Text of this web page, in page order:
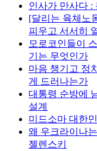
인사가 만사다 :
[달리는 육체노
피우고 서서히
모로코인들이
기는 무엇인가
마음 챙기고 정
게 드러나는가
대통령 순방에
설계
미드소마 대한
왜 우크라이나
젤렌스키